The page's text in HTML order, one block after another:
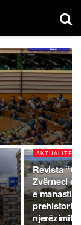
AKTUALITET
Revista
Zvërneci
e manastir
njerëzimit